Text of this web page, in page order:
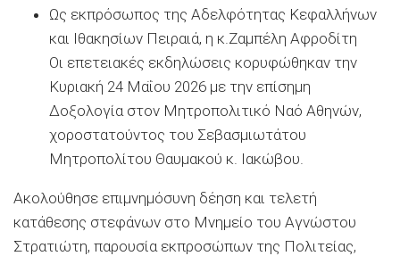
Ως εκπρόσωπος της Αδελφότητας Κεφαλλήνων
και Ιθακησίων Πειραιά, η κ.Ζαμπέλη Αφροδίτη
Οι επετειακές εκδηλώσεις κορυφώθηκαν την
Κυριακή 24 Μαΐου 2026 με την επίσημη
Δοξολογία στον Μητροπολιτικό Ναό Αθηνών,
χοροστατούντος του Σεβασμιωτάτου
Μητροπολίτου Θαυμακού κ. Ιακώβου.
Ακολούθησε επιμνημόσυνη δέηση και τελετή
κατάθεσης στεφάνων στο Μνημείο του Αγνώστου
Στρατιώτη, παρουσία εκπροσώπων της Πολιτείας,